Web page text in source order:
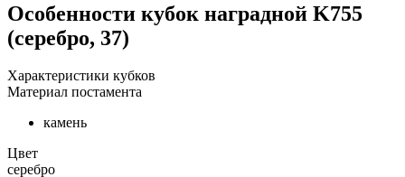
Особенности кубок наградной K755
(серебро, 37)
Характеристики кубков
Материал постамента
камень
Цвет
серебро